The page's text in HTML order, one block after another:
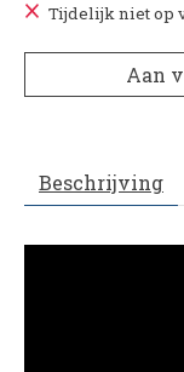
Tijdelijk niet op
Aan
Beschrijving